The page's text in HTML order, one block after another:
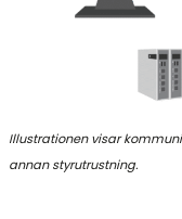
Illustrationen visar
annan styrutrustning.